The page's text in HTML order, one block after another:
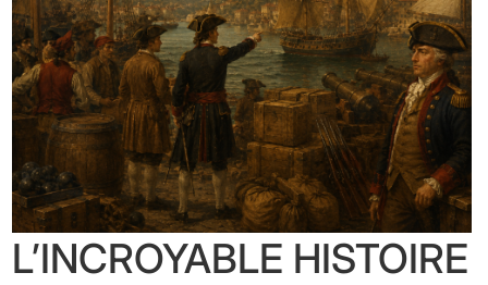
L’INCROYABLE HISTOIRE